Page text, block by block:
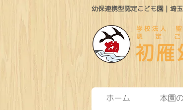
幼保連携型認定こども園｜埼
ホーム 本園